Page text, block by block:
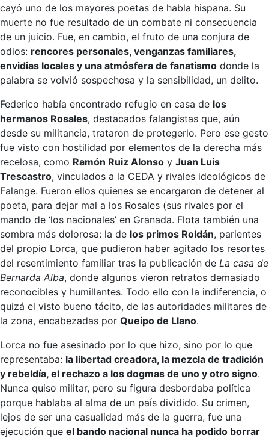
cayó uno de los mayores poetas de habla hispana. Su
muerte no fue resultado de un combate ni consecuencia
de un juicio. Fue, en cambio, el fruto de una conjura de
odios: rencores personales, venganzas familiares,
envidias locales y una atmósfera de fanatismo donde la
palabra se volvió sospechosa y la sensibilidad, un delito.
Federico había encontrado refugio en casa de los
hermanos Rosales, destacados falangistas que, aún
desde su militancia, trataron de protegerlo. Pero ese gesto
fue visto con hostilidad por elementos de la derecha más
recelosa, como Ramón Ruiz Alonso y Juan Luis
Trescastro, vinculados a la CEDA y rivales ideológicos de
Falange. Fueron ellos quienes se encargaron de detener al
poeta, para dejar mal a los Rosales (sus rivales por el
mando de ‘los nacionales’ en Granada. Flota también una
sombra más dolorosa: la de los primos Roldán, parientes
del propio Lorca, que pudieron haber agitado los resortes
del resentimiento familiar tras la publicación de La casa de
Bernarda Alba, donde algunos vieron retratos demasiado
reconocibles y humillantes. Todo ello con la indiferencia, o
quizá el visto bueno tácito, de las autoridades militares de
la zona, encabezadas por Queipo de Llano.
Lorca no fue asesinado por lo que hizo, sino por lo que
representaba: la libertad creadora, la mezcla de tradición
y rebeldía, el rechazo a los dogmas de uno y otro signo.
Nunca quiso militar, pero su figura desbordaba política
porque hablaba al alma de un país dividido. Su crimen,
lejos de ser una casualidad más de la guerra, fue una
ejecución que el bando nacional nunca ha podido borrar